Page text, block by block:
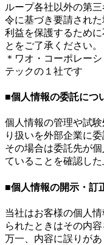
ループ各社以外の第
令に基づき要請され
利益を保護するため
とをご了承ください。
＊ワオ・コーポレー
テックの１社です
■個人情報の委託につ
個人情報の管理や試
り扱いを外部企業に
その場合は委託先が
ていることを確認した
■個人情報の開示・訂
当社はお客様の個人
られたときはその内容
万一、内容に誤りが